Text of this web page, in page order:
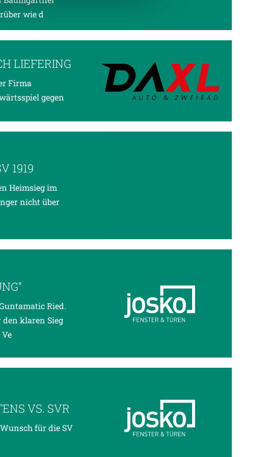
wie d
LIEFERING
Firma
gegen
1919
Heimsieg im
nicht über
Ried.
klaren Sieg
VS. SVR
für die SV